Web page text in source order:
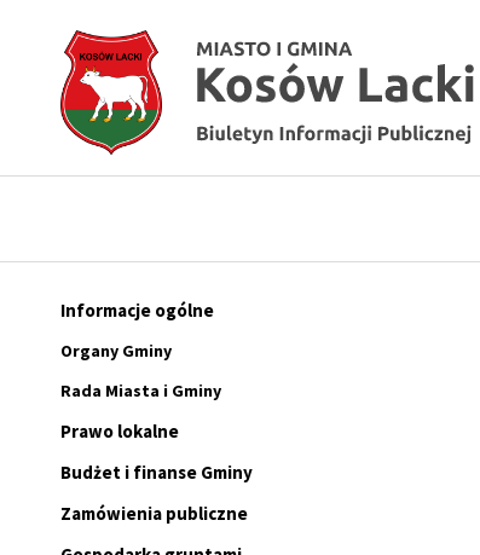
Przejdź
menu
Przejdź
treści
Przejdź
wyszukiwania
Przejdź
stopki
Główne
menu
serwisu
Informacje ogólne
Organy Gminy
Rada Miasta i Gminy
Prawo lokalne
Budżet i finanse Gminy
Zamówienia publiczne